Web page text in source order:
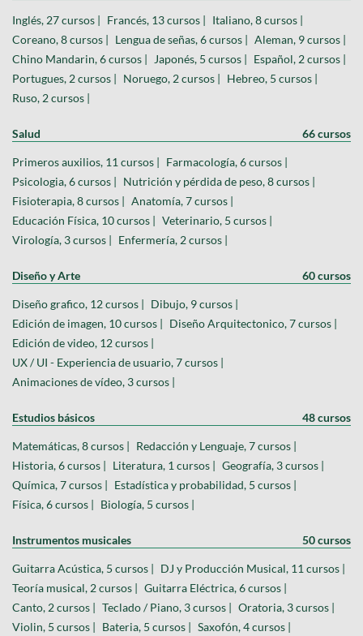
Inglés, 27 cursos | Francés, 13 cursos | Italiano, 8 cursos |
Coreano, 8 cursos | Lengua de señas, 6 cursos | Aleman, 9 cursos |
Chino Mandarin, 6 cursos |
Japonés, 5 cursos | Español, 2 cursos |
Portugues, 2 cursos | Noruego, 2 cursos | Hebreo, 5 cursos |
Ruso, 2 cursos |
Salud 66 cursos
Primeros auxilios, 11 cursos | Farmacología, 6 cursos |
Psicologia, 6 cursos | Nutrición y pérdida de peso, 8 cursos |
Fisioterapia, 8 cursos | Anatomía, 7 cursos |
Educación Física, 10 cursos | Veterinario, 5 cursos |
Virología, 3 cursos | Enfermería, 2 cursos |
Diseño y Arte 60 cursos
Diseño grafico, 12 cursos | Dibujo, 9 cursos |
Edición de imagen, 10 cursos | Diseño Arquitectonico, 7 cursos |
Edición de video, 12 cursos |
UX / UI - Experiencia de usuario, 7 cursos |
Animaciones de vídeo, 3 cursos |
Estudios básicos 48 cursos
Matemáticas, 8 cursos | Redacción y Lenguaje, 7 cursos |
Historia, 6 cursos | Literatura, 1 cursos | Geografía, 3 cursos |
Química, 7 cursos | Estadística y probabilidad, 5 cursos |
Física, 6 cursos | Biología, 5 cursos |
Instrumentos musicales 50 cursos
Guitarra Acústica, 5 cursos | DJ y Producción Musical, 11 cursos |
Teoría musical, 2 cursos | Guitarra Eléctrica, 6 cursos |
Canto, 2 cursos | Teclado / Piano, 3 cursos | Oratoria, 3 cursos |
Violin, 5 cursos | Bateria, 5 cursos | Saxofón, 4 cursos |